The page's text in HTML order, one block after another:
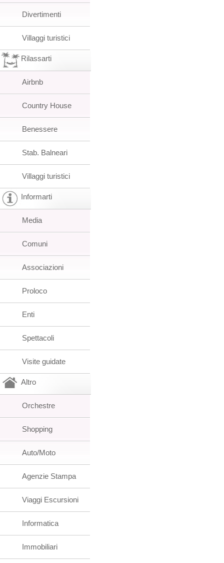
Divertimenti
Villaggi turistici
Rilassarti
Airbnb
Country House
Benessere
Stab. Balneari
Villaggi turistici
Informarti
Media
Comuni
Associazioni
Proloco
Enti
Spettacoli
Visite guidate
Altro
Orchestre
Shopping
Auto/Moto
Agenzie Stampa
Viaggi Escursioni
Informatica
Immobiliari